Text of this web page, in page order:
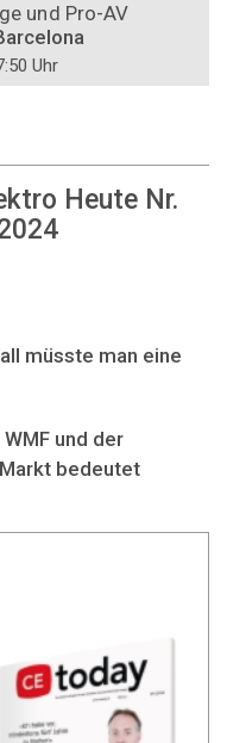
und Pro-AV
Uhr
Heute Nr.
müsste man eine
und der
bedeutet